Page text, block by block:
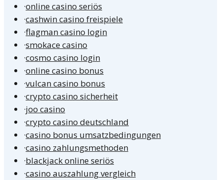
·online casino seriös
·cashwin casino freispiele
·flagman casino login
·smokace casino
·cosmo casino login
·online casino bonus
·vulcan casino bonus
·crypto casino sicherheit
·joo casino
·crypto casino deutschland
·casino bonus umsatzbedingungen
·casino zahlungsmethoden
·blackjack online seriös
·casino auszahlung vergleich